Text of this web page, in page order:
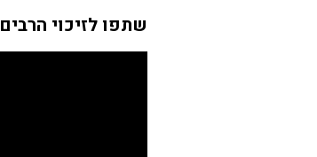
שתפו לזיכוי הרבים